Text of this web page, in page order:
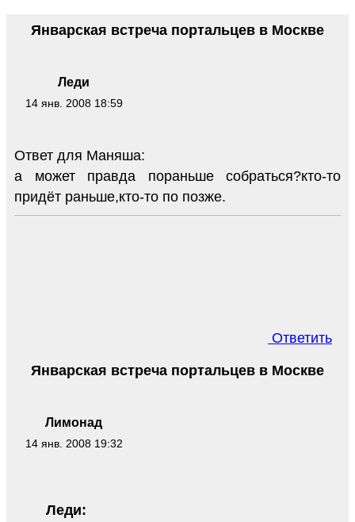
Леди
14 янв. 2008 18:59
Январская встреча портальцев в Москве
Ответ для Маняша:
а может правда пораньше собраться?кто-то
придёт раньше,кто-то по позже.
Ответить
Лимонад
14 янв. 2008 19:32
Январская встреча портальцев в Москве
Леди: